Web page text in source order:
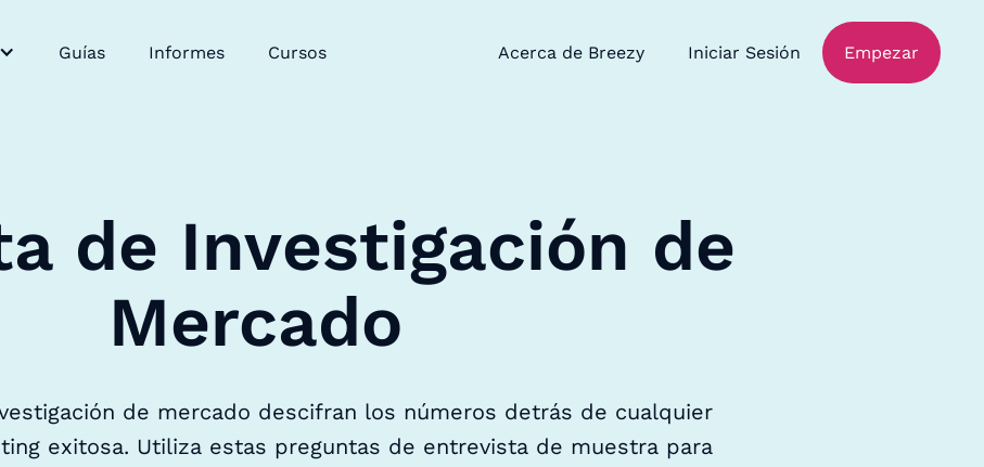
Guías Informes Cursos Acerca de Breezy Iniciar Sesión Empezar
de Investigación de
Mercado
de mercado descifran los números detrás de cualquier
exitosa. Utiliza estas preguntas de entrevista de muestra para